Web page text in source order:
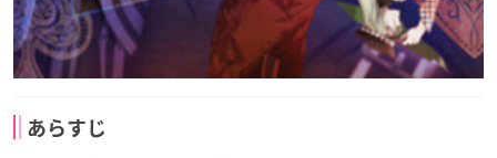
あらすじ